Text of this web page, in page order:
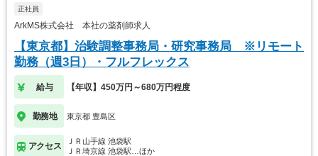
正社員
ArkMS株式会社 本社の薬剤師求人
【東京都】治験調整事務局・研究事務局 ※リモート
勤務（週3日）・フルフレックス
給与 【年収】450万円～680万円程度
勤務地 東京都 豊島区
アクセス
ＪＲ山手線 池袋駅
ＪＲ埼京線 池袋駅…ほか